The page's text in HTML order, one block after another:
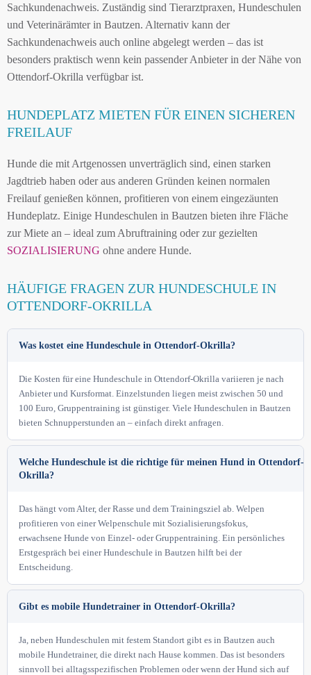
Sachkundenachweis. Zuständig sind Tierarztpraxen, Hundeschulen
und Veterinärämter in Bautzen. Alternativ kann der
Sachkundenachweis auch online abgelegt werden – das ist
besonders praktisch wenn kein passender Anbieter in der Nähe von
Ottendorf-Okrilla verfügbar ist.
HUNDEPLATZ MIETEN FÜR EINEN SICHEREN
FREILAUF
Hunde die mit Artgenossen unverträglich sind, einen starken
Jagdtrieb haben oder aus anderen Gründen keinen normalen
Freilauf genießen können, profitieren von einem eingezäunten
Hundeplatz. Einige Hundeschulen in Bautzen bieten ihre Fläche
zur Miete an – ideal zum Abruftraining oder zur gezielten
SOZIALISIERUNG ohne andere Hunde.
HÄUFIGE FRAGEN ZUR HUNDESCHULE IN
OTTENDORF-OKRILLA
Was kostet eine Hundeschule in Ottendorf-Okrilla?
Die Kosten für eine Hundeschule in Ottendorf-Okrilla variieren je nach
Anbieter und Kursformat. Einzelstunden liegen meist zwischen 50 und
100 Euro, Gruppentraining ist günstiger. Viele Hundeschulen in Bautzen
bieten Schnupperstunden an – einfach direkt anfragen.
Welche Hundeschule ist die richtige für meinen Hund in Ottendorf-
Okrilla?
Das hängt vom Alter, der Rasse und dem Trainingsziel ab. Welpen
profitieren von einer Welpenschule mit Sozialisierungsfokus,
erwachsene Hunde von Einzel- oder Gruppentraining. Ein persönliches
Erstgespräch bei einer Hundeschule in Bautzen hilft bei der
Entscheidung.
Gibt es mobile Hundetrainer in Ottendorf-Okrilla?
Ja, neben Hundeschulen mit festem Standort gibt es in Bautzen auch
mobile Hundetrainer, die direkt nach Hause kommen. Das ist besonders
sinnvoll bei alltagsspezifischen Problemen oder wenn der Hund sich auf